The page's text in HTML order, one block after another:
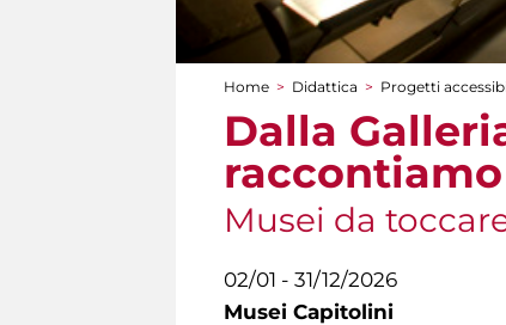
Tu sei qui
Home > Didattica > Progetti
Dalla
Musei da
02/01 - 31/12/2026
Musei Capitolini